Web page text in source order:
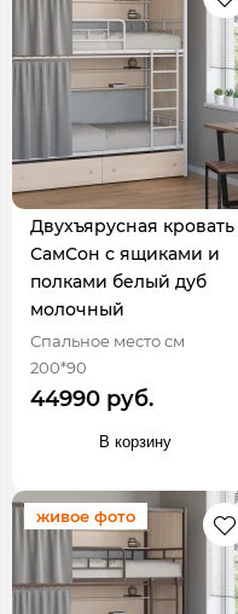
Двухъярусная кровать
СамСон с ящиками и
полками белый дуб
молочный
Спальное место см
200*90
44990 руб.
В корзину
живое фото